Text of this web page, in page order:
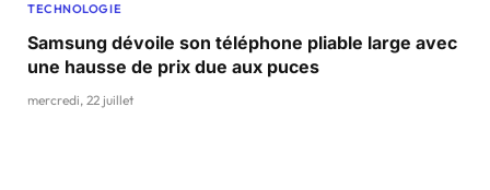
TECHNOLOGIE
Samsung dévoile son téléphone pliable large avec
une hausse de prix due aux puces
mercredi, 22 juillet